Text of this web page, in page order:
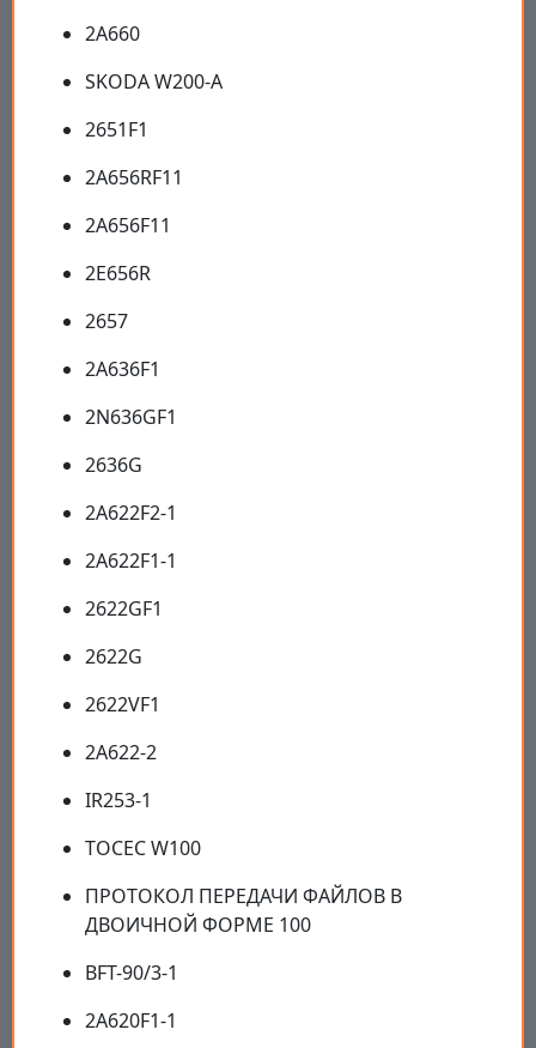
2A660
SKODA W200-A
2651F1
2A656RF11
2A656F11
2E656R
2657
2A636F1
2N636GF1
2636G
2A622F2-1
2A622F1-1
2622GF1
2622G
2622VF1
2A622-2
IR253-1
ТОСЕС W100
ПРОТОКОЛ ПЕРЕДАЧИ ФАЙЛОВ В
ДВОИЧНОЙ ФОРМЕ 100
BFT-90/3-1
2A620F1-1